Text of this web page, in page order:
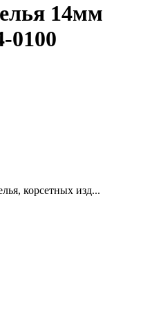
14мм
0100
корсетных изд...